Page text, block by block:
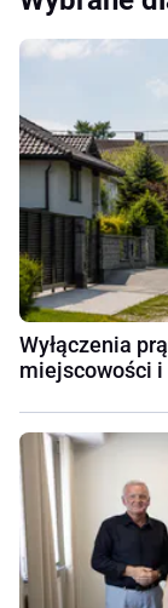
Wyłączenia
miejscowości i